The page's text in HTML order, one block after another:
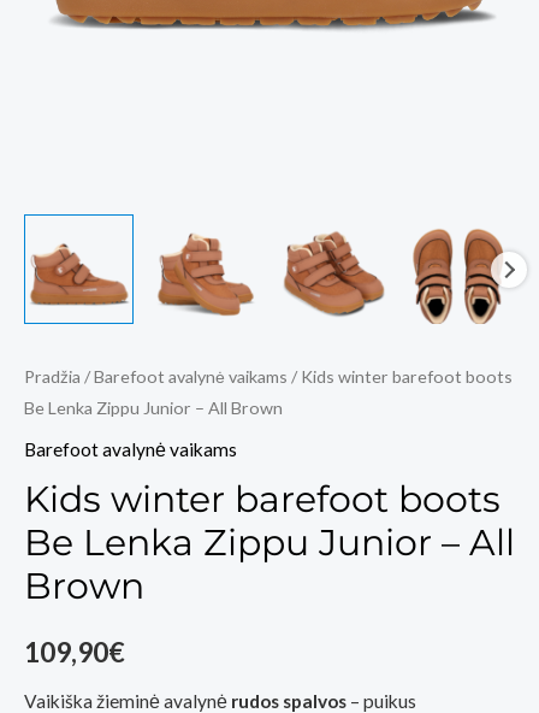
Pradžia /Barefoot avalynė vaikams / Kids winter barefoot boots
Be Lenka Zippu Junior – All Brown
Barefoot avalynė vaikams
Kids winter barefoot boots
Be Lenka Zippu Junior – All
Brown
109,90€
Vaikiška žieminė avalynė rudos spalvos – puikus